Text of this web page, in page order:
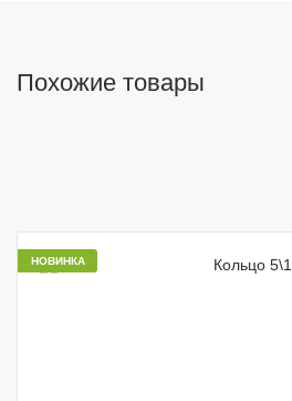
Похожие товары
НОВИНКА